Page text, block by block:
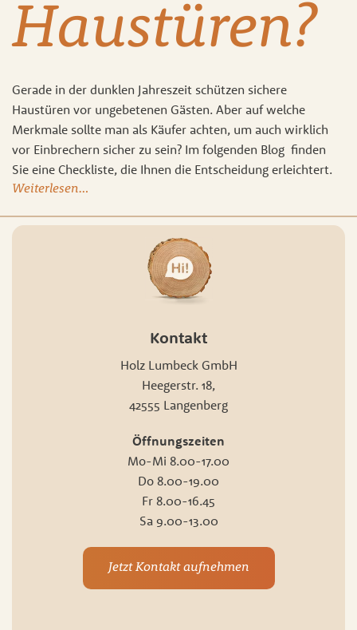
Haustüren?
Gerade in der dunklen Jahreszeit schützen sichere
Haustüren vor ungebetenen Gästen. Aber auf welche
Merkmale sollte man als Käufer achten, um auch wirklich
vor Einbrechern sicher zu sein? Im folgenden Blog finden
Sie eine Checkliste, die Ihnen die Entscheidung erleichtert.
Weiterlesen…
Kontakt
Holz Lumbeck GmbH
Heegerstr. 18,
42555 Langenberg
Öffnungszeiten
Mo-Mi 8.00-17.00
Do 8.00-19.00
Fr 8.00-16.45
Sa 9.00-13.00
Jetzt Kontakt aufnehmen